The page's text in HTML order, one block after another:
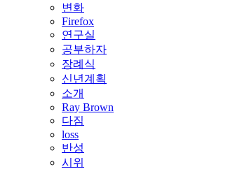
변화
Firefox
연구실
공부하자
장례식
신년계획
소개
Ray Brown
다짐
loss
반성
시위